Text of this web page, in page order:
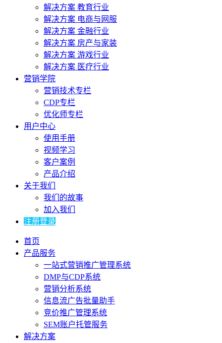
解决方案 教育行业
解决方案 电商与网服
解决方案 金融行业
解决方案 房产与家装
解决方案 游戏行业
解决方案 医疗行业
营销学院
营销技术专栏
CDP专栏
优化师专栏
用户中心
使用手册
视频学习
客户案例
产品介绍
关于我们
我们的故事
加入我们
注册登录
首页
产品服务
一站式营销推广管理系统
DMP与CDP系统
营销分析系统
信息流广告批量助手
竞价推广管理系统
SEM账户托管服务
解决方案